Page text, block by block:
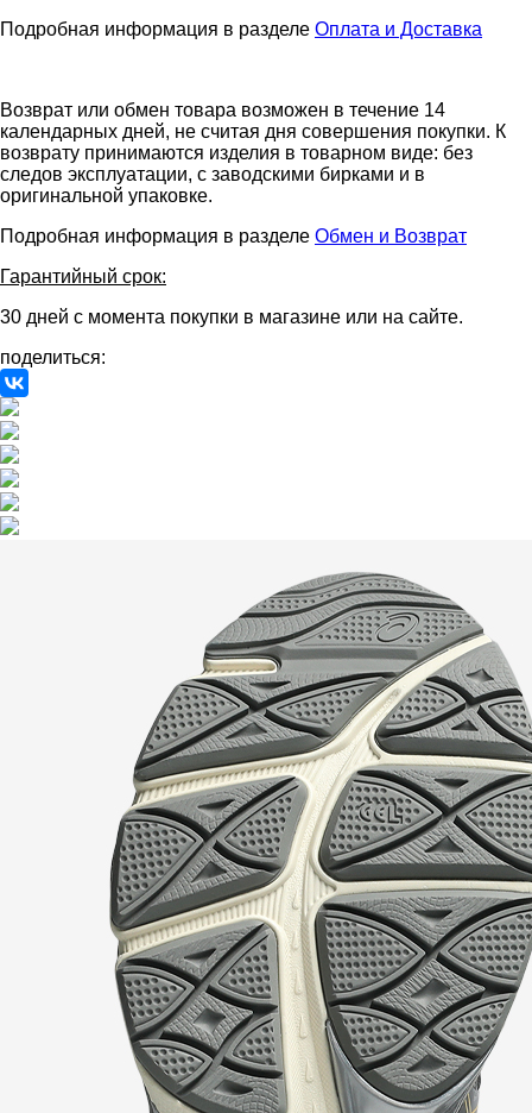
Подробная информация в разделе Оплата и Доставка
Возврат или обмен товара возможен в течение 14
календарных дней, не считая дня совершения покупки. К
возврату принимаются изделия в товарном виде: без
следов эксплуатации, с заводскими бирками и в
оригинальной упаковке.
Подробная информация в разделе Обмен и Возврат
Гарантийный срок:
30 дней с момента покупки в магазине или на сайте.
поделиться: